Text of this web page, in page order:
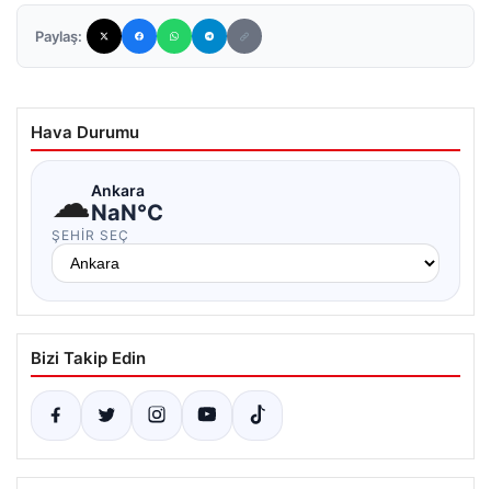
Paylaş:
Hava Durumu
☁Ankara
NaN°C
ŞEHIR SEÇ
Bizi Takip Edin